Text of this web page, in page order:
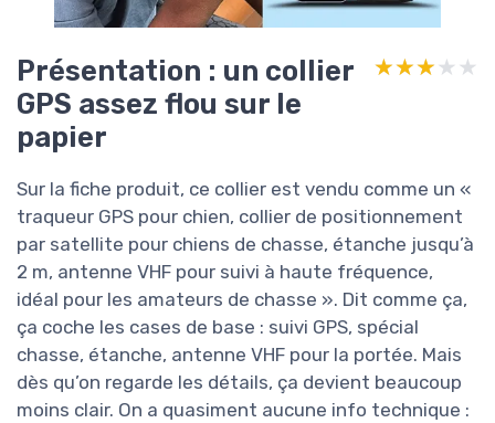
Présentation : un collier
GPS assez flou sur le
papier
★★★★★
★★★★★
Sur la fiche produit, ce collier est vendu comme un «
traqueur GPS pour chien, collier de positionnement
par satellite pour chiens de chasse, étanche jusqu’à
2 m, antenne VHF pour suivi à haute fréquence,
idéal pour les amateurs de chasse ». Dit comme ça,
ça coche les cases de base : suivi GPS, spécial
chasse, étanche, antenne VHF pour la portée. Mais
dès qu’on regarde les détails, ça devient beaucoup
moins clair. On a quasiment aucune info technique :